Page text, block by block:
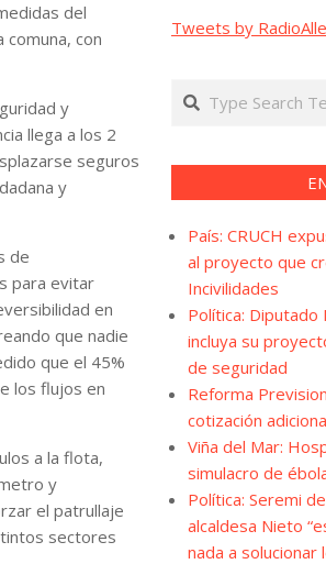
del
con
y
llega a los 2
seguros
y
de
para evitar
en
que nadie
que el 45%
los flujos en
a la flota,
y
el patrullaje
sectores
Tweets by
Search
País: CRUCH
al proyecto que
Incivilidades
Política:
incluya su
de seguridad
Reforma
cotización
Viña del Mar:
simulacro de
Política: Seremi
alcaldesa Nieto
nada a